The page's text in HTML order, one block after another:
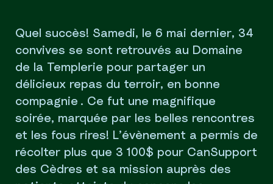
Quel succès! Samedi, le 6 mai dernier, 34
convives se sont retrouvés au Domaine
de la Templerie pour partager un
délicieux repas du terroir, en bonne
compagnie . Ce fut une magnifique
soirée, marquée par les belles rencontres
et les fous rires! L’évènement a permis de
récolter plus que 3 100$ pour CanSupport
des Cèdres et sa mission auprès des